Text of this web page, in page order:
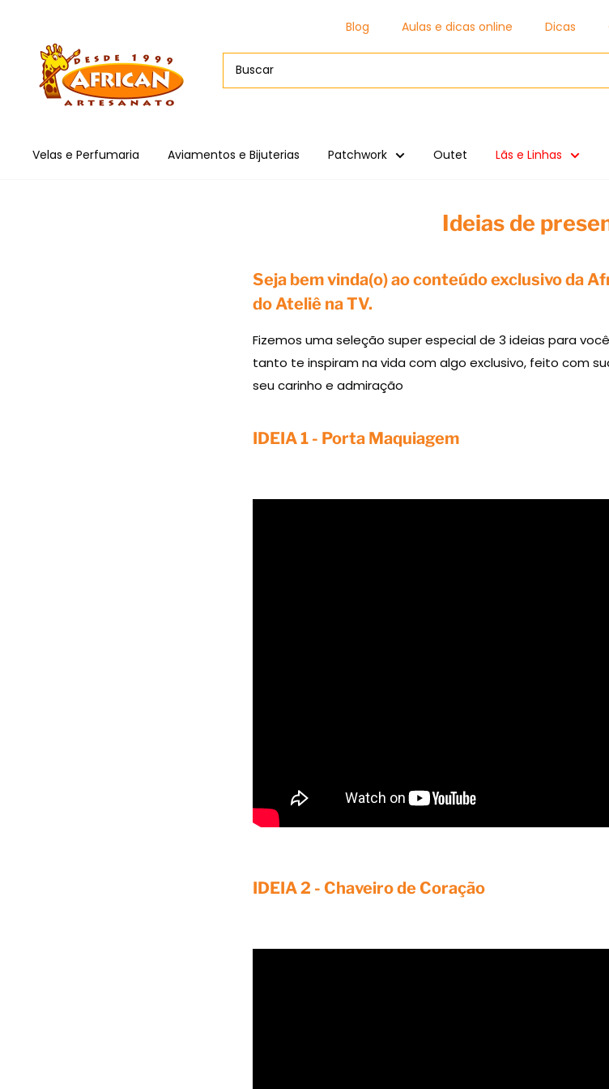
Blog Aulas e dicas online Dicas
Velas e Perfumaria Aviamentos e Bijuterias Patchwork Outet Lãs e Linhas
Ideias de
Seja bem vinda(o) ao conteúdo exclusivo da
do Ateliê na TV.
Fizemos uma seleção super especial de 3 ideias para
tanto te inspiram na vida com algo exclusivo, feito com
seu carinho e admiração
IDEIA 1 - Porta Maquiagem
IDEIA 2 - Chaveiro de Coração